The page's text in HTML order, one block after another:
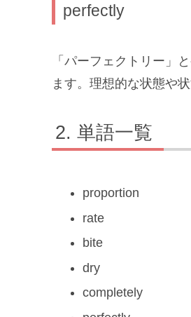
perfectly
「パーフェクトリー」
ます。理想的な状態や
単語一覧
proportion
rate
bite
dry
completely